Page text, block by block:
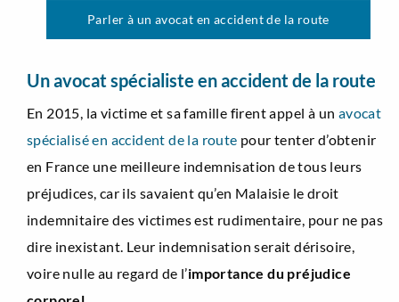
Parler à un avocat en accident de la route
Un avocat spécialiste en accident de la route
En 2015, la victime et sa famille firent appel à un avocat
spécialisé en accident de la route pour tenter d’obtenir
en France une meilleure indemnisation de tous leurs
préjudices, car ils savaient qu’en Malaisie le droit
indemnitaire des victimes est rudimentaire, pour ne pas
dire inexistant. Leur indemnisation serait dérisoire,
voire nulle au regard de l’importance du préjudice